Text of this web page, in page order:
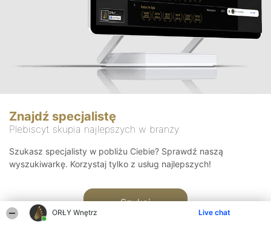
ORŁY Wnętrz Live chat
Znajdź specjalistę
Plebiscyt skupia najlepszych w branży
Szukasz specjalisty w pobliżu Ciebie? Sprawdź naszą
wyszukiwarkę. Korzystaj tylko z usług najlepszych!
Szukaj